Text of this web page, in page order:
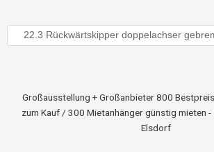
Großausstellung + Großanbieter 800
zum Kauf / 300 Mietanhänger günstig mieten -
Elsdorf